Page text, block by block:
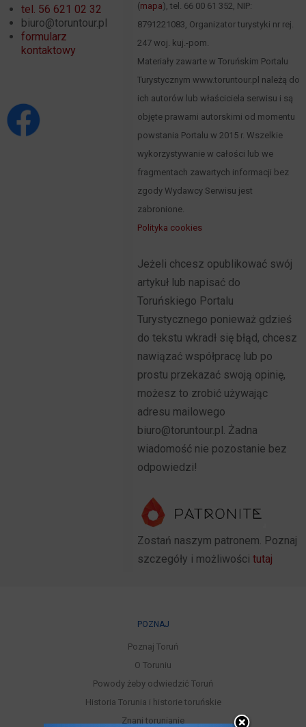
tel. 56 621 02 32
biuro@toruntour.pl
formularz
kontaktowy
(mapa), tel. 66 00 61 352, NIP:
8791221083, Organizator turystyki nr rej.
247 woj. kuj.-pom.
Materiały zawarte w Toruńskim Portalu
Turystycznym www.toruntour.pl należą do
ich autorów lub właściciela serwisu i są
objęte prawami autorskimi od momentu
powstania Portalu w 2015 r. Wszelkie
wykorzystywanie w całości lub we
fragmentach zawartych informacji bez
zgody Wydawcy Serwisu jest
zabronione.
Polityka cookies
Jeżeli chcesz opublikować swój
artykuł lub napisać do
Toruńskiego Portalu
Turystycznego ponieważ gdzieś
do tekstu wkradł się błąd, chcesz
nawiązać współpracę lub po
prostu przekazać swoją opinię,
możesz to zrobić używając
adresu mailowego
biuro@toruntour.pl. Żadna
wiadomość nie pozostanie bez
odpowiedzi!
Zostań naszym patronem. Poznaj
szczegóły i możliwości tutaj
POZNAJ
Poznaj Toruń
O Toruniu
Powody żeby odwiedzić Toruń
Historia Torunia i historie toruńskie
Znani torunianie